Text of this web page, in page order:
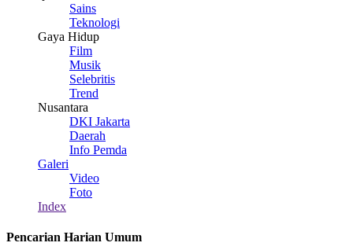
Sains
Teknologi
Gaya Hidup
Film
Musik
Selebritis
Trend
Nusantara
DKI Jakarta
Daerah
Info Pemda
Galeri
Video
Foto
Index
Pencarian Harian Umum